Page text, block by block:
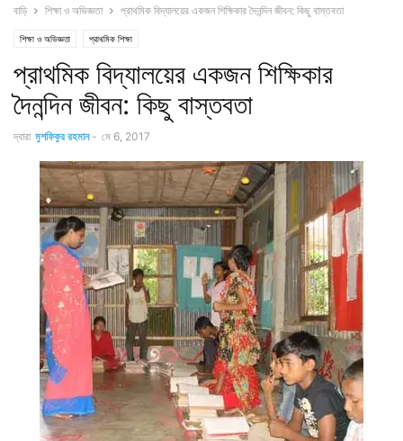
বাড়ি শিক্ষা ও অভিজ্ঞতা প্রাথমিক বিদ্যালয়ের একজন শিক্ষিকার দৈনন্দিন জীবন: কিছু বাস্তবতা
শিক্ষা ও অভিজ্ঞতা প্রাথমিক শিক্ষা
প্রাথমিক বিদ্যালয়ের একজন শিক্ষিকার
দৈনন্দিন জীবন: কিছু বাস্তবতা
দ্বারা মুশফিকুর রহমান - মে 6, 2017